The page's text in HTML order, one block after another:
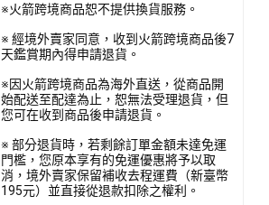
※火箭跨境商品恕不提供換貨服務。
※ 經境外賣家同意，收到火箭跨境商品後7
天鑑賞期內得申請退貨。
※因火箭跨境商品為海外直送，從商品開
始配送至配達為止，恕無法受理退貨，但
您可在收到商品後申請退貨。
※ 部分退貨時，若剩餘訂單金額未達免運
門檻，您原本享有的免運優惠將予以取
消，境外賣家保留補收去程運費（新臺幣
195元）並直接從退款扣除之權利。